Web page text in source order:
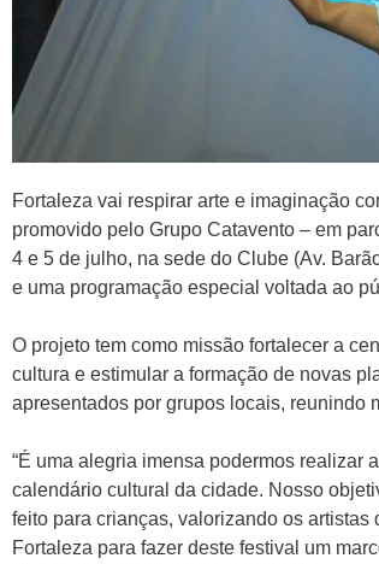
Fortaleza vai respirar arte e imaginação
promovido pelo Grupo Catavento – em
4 e 5 de julho, na sede do Clube (Av.
e uma programação especial voltada ao
O projeto tem como missão fortalecer a
cultura e estimular a formação de novas
apresentados por grupos locais, reunindo
“É uma alegria imensa podermos realizar
calendário cultural da cidade. Nosso
feito para crianças, valorizando os
Fortaleza para fazer deste festival um